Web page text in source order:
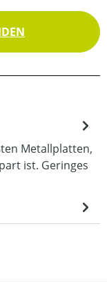
Metallplatten,
ist. Geringes